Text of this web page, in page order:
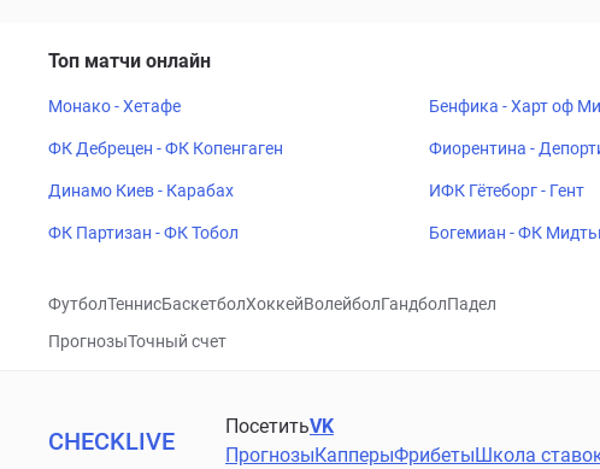
Топ матчи онлайн
Монако - Хетафе Бенфика - Харт оф
ФК Дебрецен - ФК Копенгаген Фиорентина -
Динамо Киев - Карабах ИФК Гётеборг - Гент
ФК Партизан - ФК Тобол Богемиан - ФК
ФутболТеннисБаскетболХоккейВолейболГандболПадел
ПрогнозыТочный счет
CHECKLIVE
ПосетитьVK
ПрогнозыКапперыФрибетыШкола